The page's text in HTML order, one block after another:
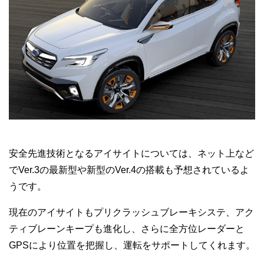
安全先進技術となるアイサイトについては、ネット上など
でVer.3の最新型や新型のVer.4の搭載も予想されているよ
うです。
現在のアイサイトもプリクラッシュブレーキシステ、アク
ティブレーンキープも進化し、さらに全方位レーダーと
GPSにより位置を把握し、運転をサポートしてくれます。